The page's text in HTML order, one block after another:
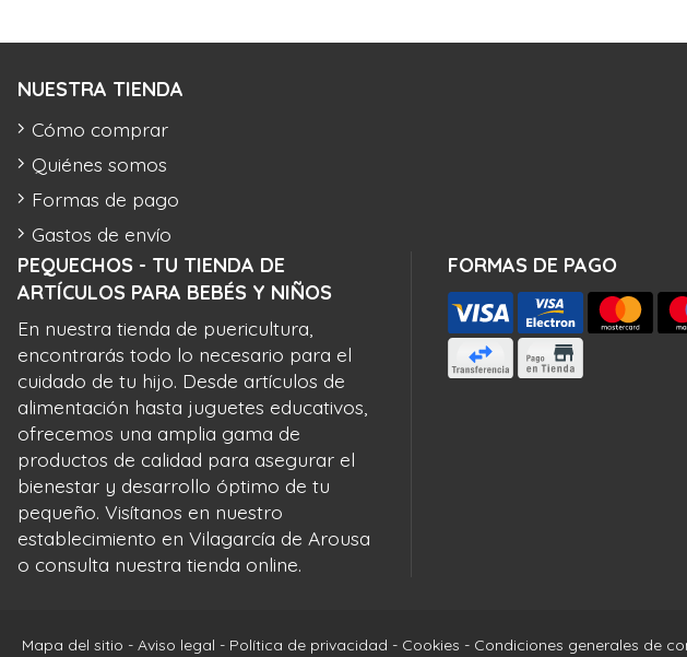
PEQUECHOS - TU TIENDA DE
ARTÍCULOS PARA BEBÉS Y NIÑOS
En nuestra tienda de puericultura,
encontrarás todo lo necesario para el
cuidado de tu hijo. Desde artículos de
alimentación hasta juguetes educativos,
ofrecemos una amplia gama de
productos de calidad para asegurar el
bienestar y desarrollo óptimo de tu
pequeño. Visítanos en nuestro
establecimiento en Vilagarcía de Arousa
o consulta nuestra tienda online.
FORMAS DE PAGO
NUESTRA TIENDA
Cómo comprar
Quiénes somos
Formas de pago
Gastos de envío
Mapa del sitio - Aviso legal - Política de privacidad - Cookies - Condiciones generales de